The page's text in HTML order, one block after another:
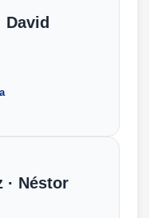
David
· Néstor